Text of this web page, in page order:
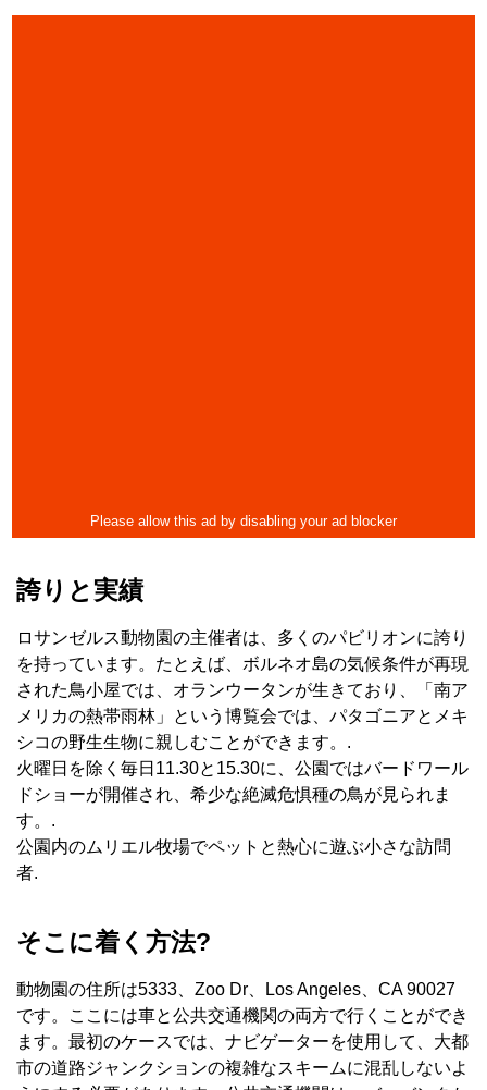
誇りと実績
ロサンゼルス動物園の主催者は、多くのパビリオンに誇り
を持っています。たとえば、ボルネオ島の気候条件が再現
された鳥小屋では、オランウータンが生きており、「南ア
メリカの熱帯雨林」という博覧会では、パタゴニアとメキ
シコの野生生物に親しむことができます。.
火曜日を除く毎日11.30と15.30に、公園ではバードワール
ドショーが開催され、希少な絶滅危惧種の鳥が見られま
す。.
公園内のムリエル牧場でペットと熱心に遊ぶ小さな訪問
者.
そこに着く方法?
動物園の住所は5333、Zoo Dr、Los Angeles、CA 90027
です。ここには車と公共交通機関の両方で行くことができ
ます。最初のケースでは、ナビゲーターを使用して、大都
市の道路ジャンクションの複雑なスキームに混乱しないよ